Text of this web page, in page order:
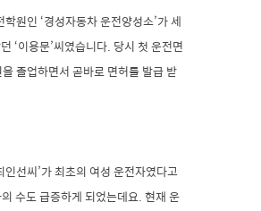
원인 ‘경성자동차 운전양성소’가 세
‘이용문’씨였습니다. 당시 첫 운전면
졸업하면서 곧바로 면허를 발급 받
선씨’가 최초의 여성 운전자였다고
수도 급증하게 되었는데요. 현재 운